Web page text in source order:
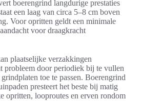
boerengrind langdurige prestaties
een laag van circa 5–8 cm boven
Voor opritten geldt een minimale
voor draagkracht
plaatselijke verzakkingen
probleem door periodiek bij te vullen
toe te passen. Boerengrind
presteert het beste bij matig
opritten, looproutes en erven rondom